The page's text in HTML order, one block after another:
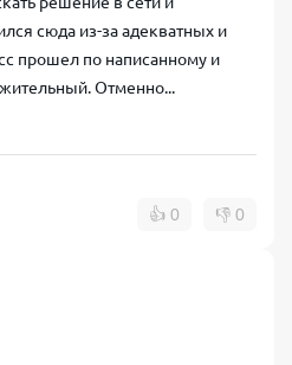
сюда из-за адекватных и
прошел по написанному и
Отменно...
👍 0 👎 0